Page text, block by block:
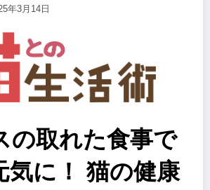
年3月14日
の取れた食事で
気に！ 猫の健康